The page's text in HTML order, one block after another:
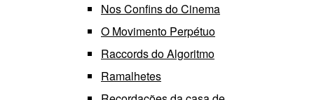
Nos Confins do Cinema
O Movimento Perpétuo
Raccords do Algoritmo
Ramalhetes